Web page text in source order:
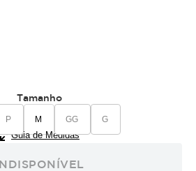
Tamanho
P M GG G
Guia de Medidas
INDISPONÍVEL